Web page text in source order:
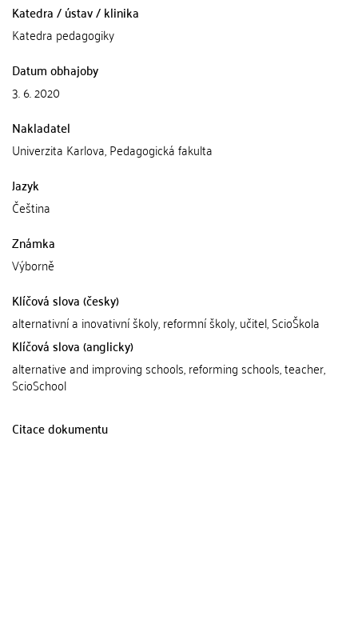
Katedra / ústav / klinika
Katedra pedagogiky
Datum obhajoby
3. 6. 2020
Nakladatel
Univerzita Karlova, Pedagogická fakulta
Jazyk
Čeština
Známka
Výborně
Klíčová slova (česky)
alternativní a inovativní školy, reformní školy, učitel, ScioŠkola
Klíčová slova (anglicky)
alternative and improving schools, reforming schools, teacher,
ScioSchool
Citace dokumentu